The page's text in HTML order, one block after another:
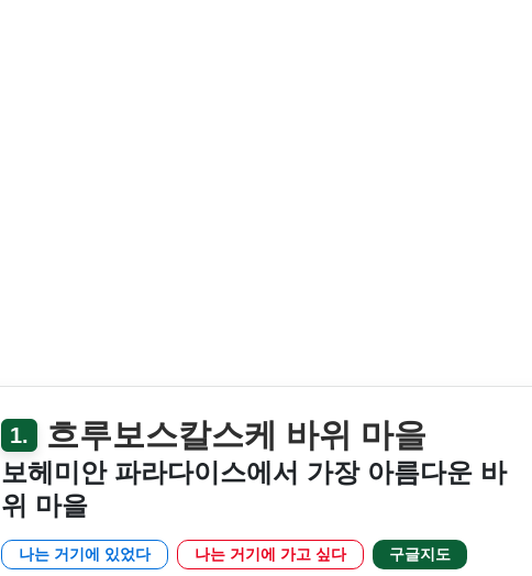
1. 흐루보스칼스케 바위 마을
보헤미안 파라다이스에서 가장 아름다운 바
위 마을
나는 거기에 있었다 나는 거기에 가고 싶다 구글지도